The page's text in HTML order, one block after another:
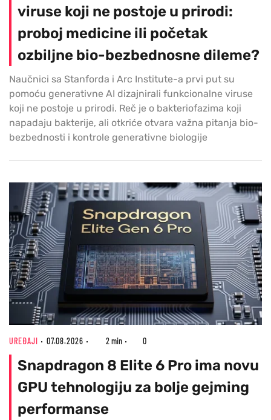
viruse koji ne postoje u prirodi:
proboj medicine ili početak
ozbiljne bio-bezbednosne dileme?
Naučnici sa Stanforda i Arc Institute-a prvi put su
pomoću generativne AI dizajnirali funkcionalne viruse
koji ne postoje u prirodi. Reč je o bakteriofazima koji
napadaju bakterije, ali otkriće otvara važna pitanja bio-
bezbednosti i kontrole generativne biologije
UREĐAJI 07.08.2026 2 min 0
Snapdragon 8 Elite 6 Pro ima novu
GPU tehnologiju za bolje gejming
performanse